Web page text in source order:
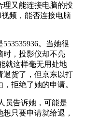
理又能连接电脑的投
频，能否连接电脑
。当她很
时，投影仪却不亮
就这样毫无用处地
退货了，但京东以打
拒绝了她的申请。
员告诉她，可能是
只要申请就给退，